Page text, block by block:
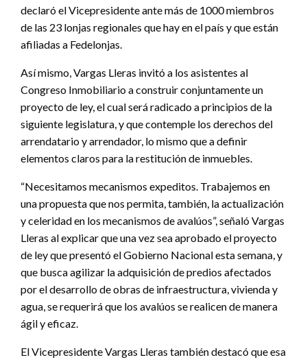
declaró el Vicepresidente ante más de 1000 miembros
de las 23 lonjas regionales que hay en el país y que están
afiliadas a Fedelonjas.
Así mismo, Vargas Lleras invitó a los asistentes al
Congreso Inmobiliario a construir conjuntamente un
proyecto de ley, el cual será radicado a principios de la
siguiente legislatura, y que contemple los derechos del
arrendatario y arrendador, lo mismo que a definir
elementos claros para la restitución de inmuebles.
“Necesitamos mecanismos expeditos. Trabajemos en
una propuesta que nos permita, también, la actualización
y celeridad en los mecanismos de avalúos”, señaló Vargas
Lleras al explicar que una vez sea aprobado el proyecto
de ley que presentó el Gobierno Nacional esta semana, y
que busca agilizar la adquisición de predios afectados
por el desarrollo de obras de infraestructura, vivienda y
agua, se requerirá que los avalúos se realicen de manera
ágil y eficaz.
El Vicepresidente Vargas Lleras también destacó que esa